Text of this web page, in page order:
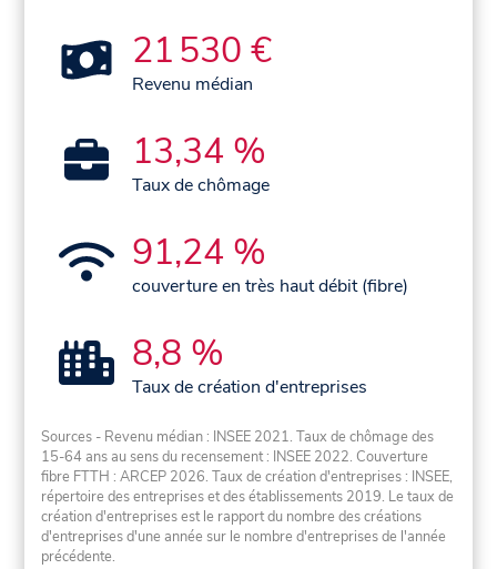
21 530 €
Revenu médian
13,34 %
Taux de chômage
91,24 %
couverture en très haut débit (fibre)
8,8 %
Taux de création d'entreprises
Sources - Revenu médian : INSEE 2021. Taux de chômage des
15-64 ans au sens du recensement : INSEE 2022. Couverture
fibre FTTH : ARCEP 2026. Taux de création d'entreprises : INSEE,
répertoire des entreprises et des établissements 2019. Le taux de
création d'entreprises est le rapport du nombre des créations
d'entreprises d'une année sur le nombre d'entreprises de l'année
précédente.